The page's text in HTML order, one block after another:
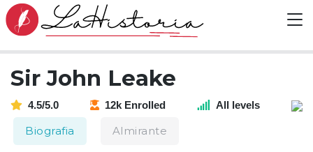
Sir John Leake
4.5/5.0 12k Enrolled All levels
Biografia Almirante